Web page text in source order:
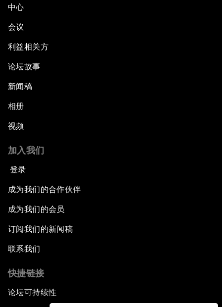
中心
会议
利益相关方
论坛故事
新闻稿
相册
视频
加入我们
登录
成为我们的合作伙伴
成为我们的会员
订阅我们的新闻稿
联系我们
快捷链接
论坛可持续性